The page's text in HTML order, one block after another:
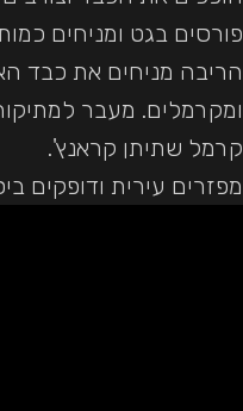
פורסים בגט ומניחים
הריבה מניחים את כבד
ומקרמלים. מעבר
קרמל שתיתן קראנץ'.
מפזרים עירית ודופקים